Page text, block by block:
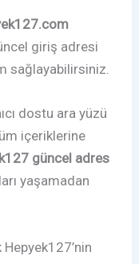
giriş adresi
sağlayabilirsiniz.
dostu ara yüzü
içeriklerine
güncel adres
yaşamadan